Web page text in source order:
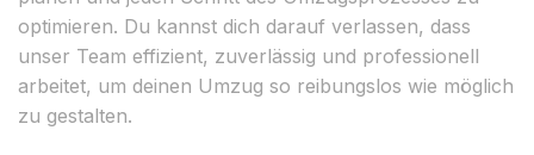
optimieren. Du kannst dich darauf verlassen, dass
unser Team effizient, zuverlässig und professionell
arbeitet, um deinen Umzug so reibungslos wie möglich
zu gestalten.